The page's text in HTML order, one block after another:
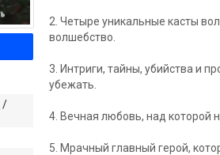
2. Четыре уникальные касты
волшебство.
3. Интриги, тайны, убийства и
убежать.
4. Вечная любовь, над которой
5. Мрачный главный герой,
/